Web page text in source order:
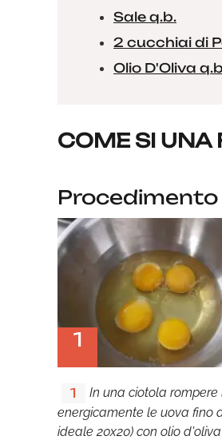
Sale q.b.
2 cucchiai di
Olio D'Oliva
COME SI UNA
Procedimento
1
1 In una ciotola rompere
energicamente le uova fino
ideale 20x20) con olio